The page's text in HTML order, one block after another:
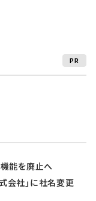
PR
能を廃止へ
会社」に社名変更